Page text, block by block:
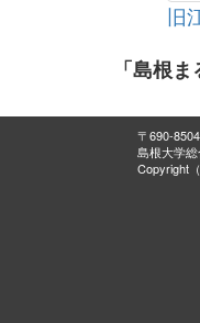
旧
「島根
〒690-
島根大学
Copyright